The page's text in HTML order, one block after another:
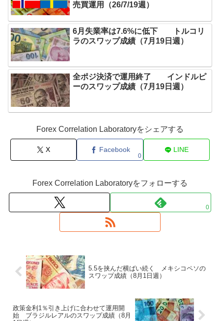
売買運用（26/7/19週）
6月失業率は7.6%に低下 トルコリ
ラのスワップ成績（7月19日週）
全ポジ決済で運用終了 インドルピ
ーのスワップ成績（7月19日週）
Forex Correlation Laboratoryをシェアする
X Facebook
0
LINE
Forex Correlation Laboratoryをフォローする
0
5.5を挟んだ横ばい続く メキシコペソの
スワップ成績（8月1日週）
政策金利1％引き上げに合わせて運用開
始 ブラジルレアルのスワップ成績（8月